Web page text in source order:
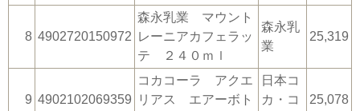
8 4902720150972
森永乳業 マウント
レーニアカフェラッ
テ ２４０ｍｌ
森永乳
業
25,319
9 4902102069359
コカコーラ アクエ
リアス エアーボト
日本コ
カ・コ
25,078